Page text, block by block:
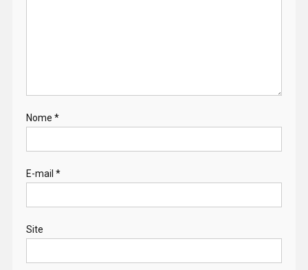
Nome *
E-mail *
Site